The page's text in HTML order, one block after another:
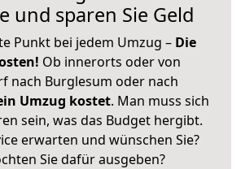
und sparen Sie Geld
Punkt bei jedem Umzug – Die
Ob innerorts oder von
nach Burglesum oder nach
Umzug kostet. Man muss sich
sein, was das Budget hergibt.
erwarten und wünschen Sie?
Sie dafür ausgeben?